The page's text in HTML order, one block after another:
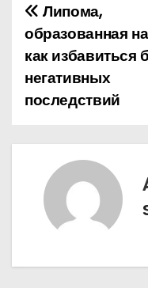
Н
а
в
г
Липома,
образованная
как избавиться
негативных
последствий